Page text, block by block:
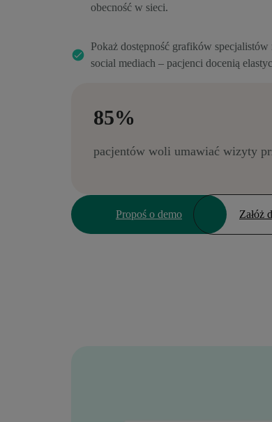
obecność w sieci.
Pokaż dostępność grafików
social mediach – pacjenci docenią
85%
pacjentów woli umawiać wizyty
Propoś o demo Załóż